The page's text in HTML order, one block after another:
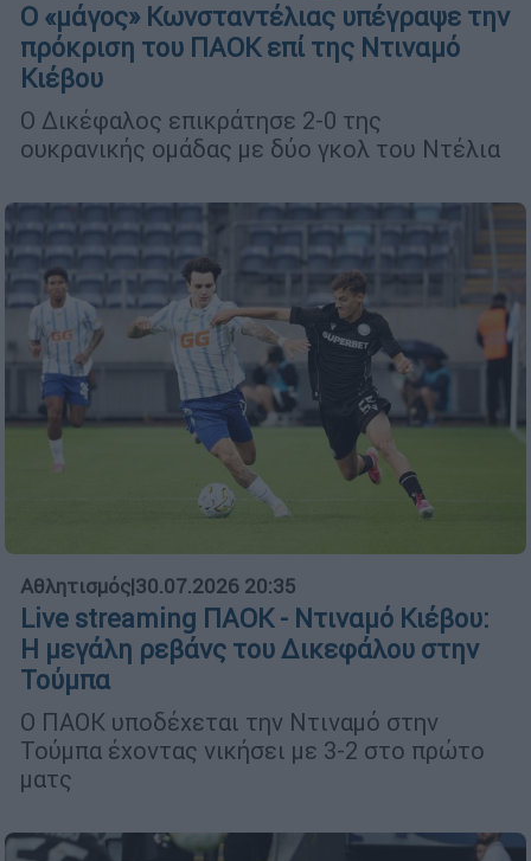
Ο «μάγος» Κωνσταντέλιας υπέγραψε την
πρόκριση του ΠΑΟΚ επί της Ντιναμό
Κιέβου
Ο Δικέφαλος επικράτησε 2-0 της
ουκρανικής ομάδας με δύο γκολ του Ντέλια
Αθλητισμός|30.07.2026 20:35
Live streaming ΠΑΟΚ - Ντιναμό Κιέβου:
Η μεγάλη ρεβάνς του Δικεφάλου στην
Τούμπα
Ο ΠΑΟΚ υποδέχεται την Ντιναμό στην
Τούμπα έχοντας νικήσει με 3-2 στο πρώτο
ματς